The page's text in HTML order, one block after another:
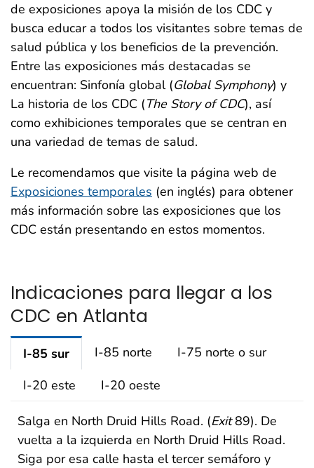
de exposiciones apoya la misión de los CDC y
busca educar a todos los visitantes sobre temas de
salud pública y los beneficios de la prevención.
Entre las exposiciones más destacadas se
encuentran: Sinfonía global (Global Symphony) y
La historia de los CDC (The Story of CDC), así
como exhibiciones temporales que se centran en
una variedad de temas de salud.
Le recomendamos que visite la página web de
Exposiciones temporales (en inglés) para obtener
más información sobre las exposiciones que los
CDC están presentando en estos momentos.
Indicaciones para llegar a los
CDC en Atlanta
I-85 sur I-85 norte
I-75 norte o sur
I-20 este
I-20 oeste
Salga en North Druid Hills Road. (Exit89). De
vuelta a la izquierda en North Druid Hills Road.
Siga por esa calle hasta el tercer semáforo y